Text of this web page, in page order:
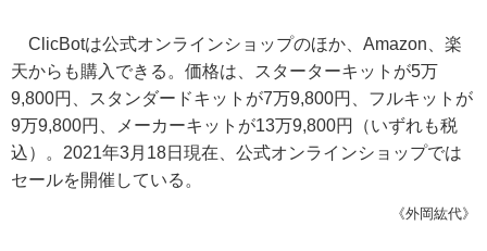
ClicBotは公式オンラインショップのほか、Amazon、楽
天からも購入できる。価格は、スターターキットが5万
9,800円、スタンダードキットが7万9,800円、フルキットが
9万9,800円、メーカーキットが13万9,800円（いずれも税
込）。2021年3月18日現在、公式オンラインショップでは
セールを開催している。
《外岡紘代》